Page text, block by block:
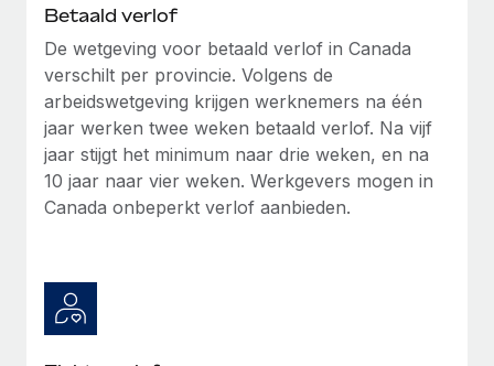
kandidaten
Compliance Watchtower
Blijf compliance-risico's voor
Apparaatbeheer
Lever en track wereldwijd IT-middelen
Mobiliteit en overplaatsing
Plaats werknemers moeiteloos over
BLOG
Global Payroll
EOR en PEO
Naar de blog
Betaald verlof
De wetgeving voor betaald verlof in Canada
verschilt per provincie. Volgens de
arbeidswetgeving krijgen werknemers na één
jaar werken twee weken betaald verlof. Na vijf
jaar stijgt het minimum naar drie weken, en na
10 jaar naar vier weken. Werkgevers mogen in
Canada onbeperkt verlof aanbieden.